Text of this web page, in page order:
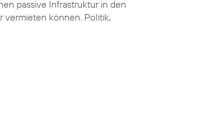
passive Infrastruktur in den
können. Politik,